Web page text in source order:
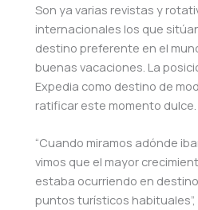
Son ya varias revistas y
internacionales los que
destino preferente en el
buenas vacaciones. La
Expedia como destino de
ratificar este momento dulce.
“Cuando miramos adónde
vimos que el mayor
estaba ocurriendo en
puntos turísticos